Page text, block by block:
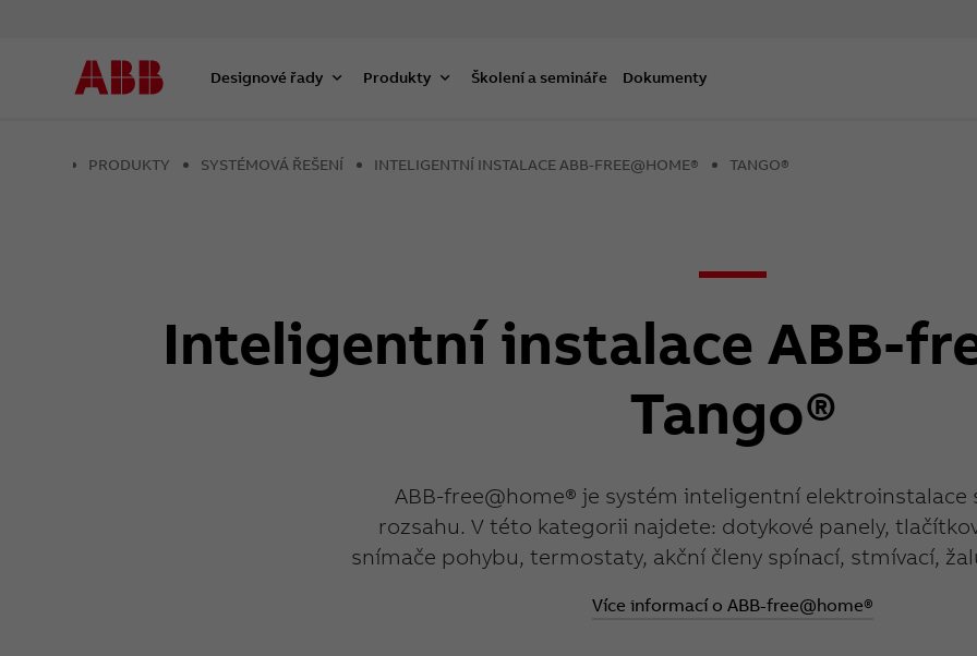
Designové řady Produkty Školení a semináře Dokumenty
PRODUKTY SYSTÉMOVÁ ŘEŠENÍ INTELIGENTNÍ INSTALACE ABB-FREE@HOME® TANGO®
Inteligentní instalace ABB-
Tango®
ABB-free@home® je systém inteligentní elektroinstalace
rozsahu. V této kategorii najdete: dotykové panely,
snímače pohybu, termostaty, akční členy spínací, stmívací,
Více informací o ABB-free@home®